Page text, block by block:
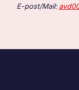
E-post/Mail: